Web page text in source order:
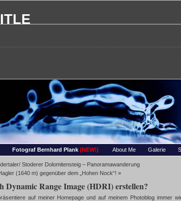
Fotograf Bernhard Plank (NEW!) About Me Galerie
Stoderer Dolomitensteig – Panoramawanderung
(1640 m) gegenüber dem „Hohen Nock“! »
Dynamic Range Image (HDRI) erstellen?
auf meiner Homepage und auf meinem Photoblog immer